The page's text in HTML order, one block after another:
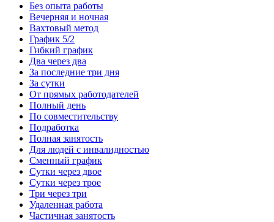
Без опыта работы
Вечерняя и ночная
Вахтовый метод
График 5/2
Гибкий график
Два через два
За последние три дня
За сутки
От прямых работодателей
Полный день
По совместительству
Подработка
Полная занятость
Для людей с инвалидностью
Сменный график
Сутки через двое
Сутки через трое
Три через три
Удаленная работа
Частичная занятость